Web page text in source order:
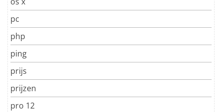
pc
php
ping
prijs
prijzen
pro 12